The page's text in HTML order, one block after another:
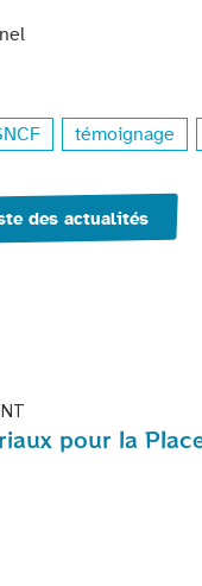
témoignage
des actualités
pour la